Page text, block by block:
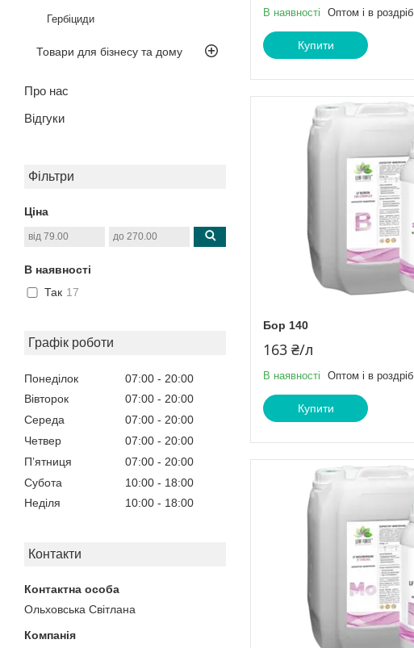
Гербіциди
Товари для бізнесу та дому
Про нас
Відгуки
Фільтри
Ціна
В наявності
Так 17
Графік роботи
Понеділок 07:00
20:00
Вівторок
07:00
20:00
Середа
07:00
20:00
Четвер
07:00
20:00
Пʼятниця
07:00
20:00
Субота
10:00
18:00
Неділя
10:00 18:00
Контакти
Ольховська Світлана
В наявності Оптом і в роздріб
Купити
Бор 140
163 ₴/л
В наявності Оптом і в роздріб
Купити